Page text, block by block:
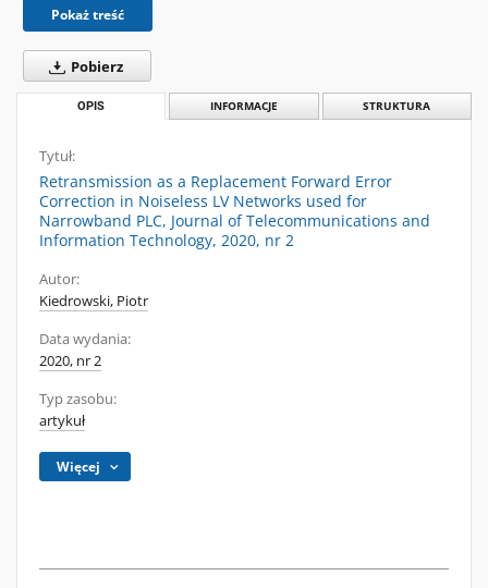
Pokaż treść
Pobierz
OPIS INFORMACJE STRUKTURA
Tytuł:
Retransmission as a Replacement Forward Error
Correction in Noiseless LV Networks used for
Narrowband PLC, Journal of Telecommunications and
Information Technology, 2020, nr 2
Autor:
Kiedrowski, Piotr
Data wydania:
2020, nr 2
Typ zasobu:
artykuł
Więcej